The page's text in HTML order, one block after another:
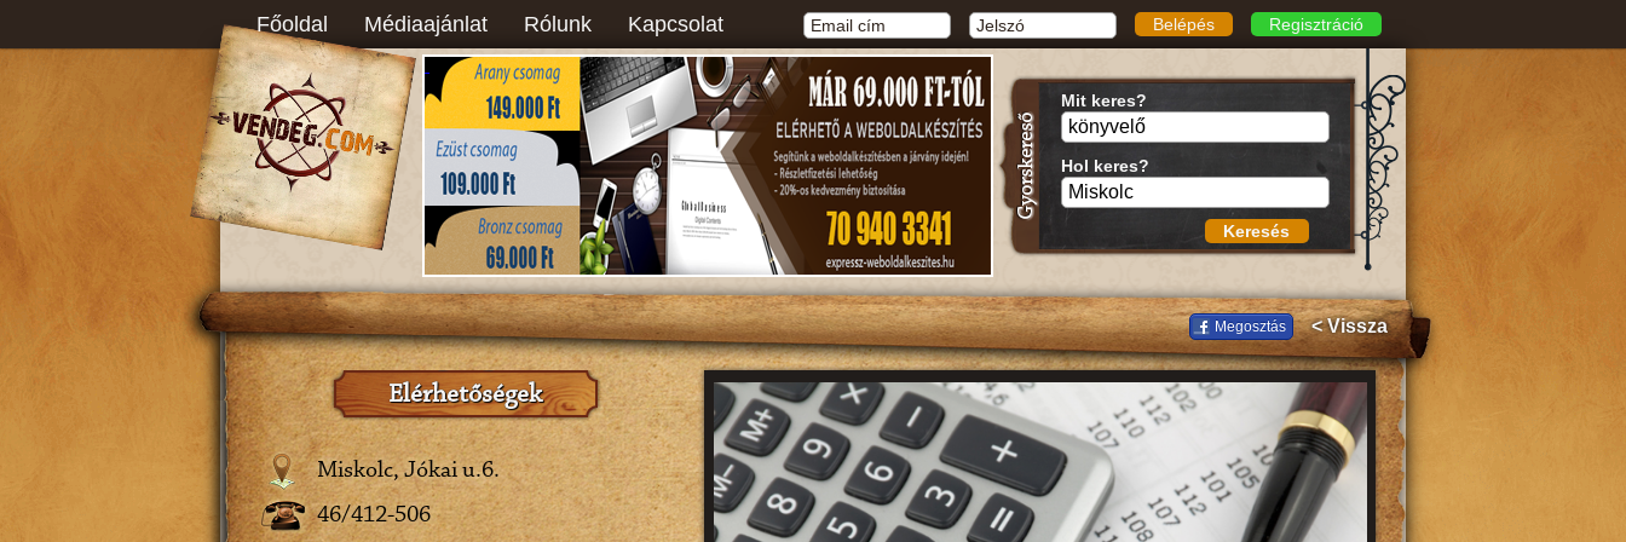
Főoldal Médiaajánlat Rólunk Kapcsolat Regisztráció
Belépés
Mit keres?
Hol keres?
Keresés
< Vissza
Megosztás
Elérhetőségek
Miskolc, Jókai u.6.
46/412-506